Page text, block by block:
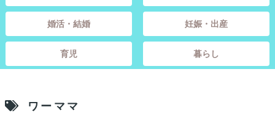
婚活・結婚 妊娠・出産
育児 暮らし
ワーママ